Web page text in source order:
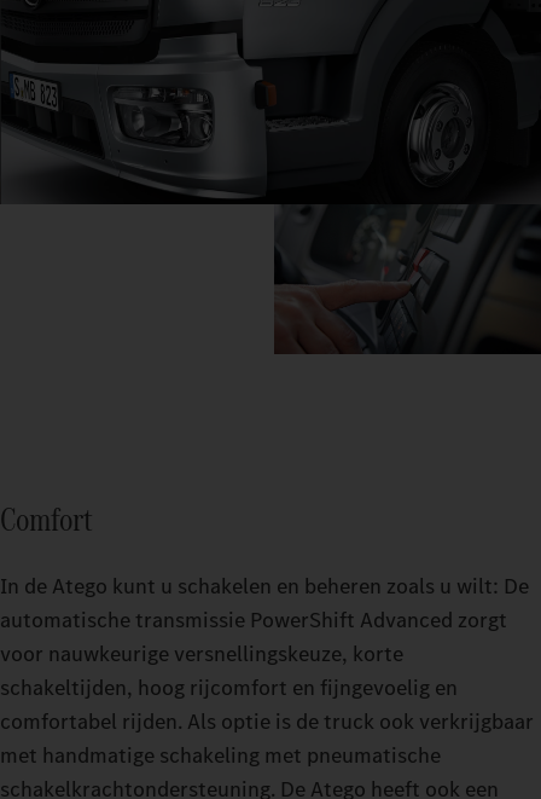
Comfort
In de Atego kunt u schakelen en beheren zoals u wilt: De
automatische transmissie PowerShift Advanced zorgt
voor nauwkeurige versnellingskeuze, korte
schakeltijden, hoog rijcomfort en fijngevoelig en
comfortabel rijden. Als optie is de truck ook verkrijgbaar
met handmatige schakeling met pneumatische
schakelkrachtondersteuning. De Atego heeft ook een